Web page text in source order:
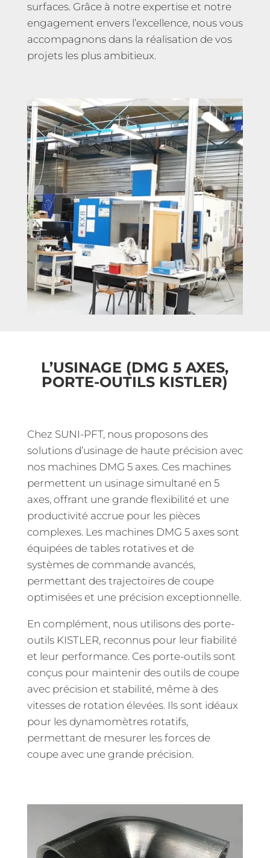
surfaces. Grâce à notre expertise et notre
engagement envers l’excellence, nous vous
accompagnons dans la réalisation de vos
projets les plus ambitieux.
L’USINAGE (DMG 5 AXES,
PORTE-OUTILS KISTLER)
Chez SUNI-PFT, nous proposons des
solutions d’usinage de haute précision avec
nos machines DMG 5 axes. Ces machines
permettent un usinage simultané en 5
axes, offrant une grande flexibilité et une
productivité accrue pour les pièces
complexes. Les machines DMG 5 axes sont
équipées de tables rotatives et de
systèmes de commande avancés,
permettant des trajectoires de coupe
optimisées et une précision exceptionnelle.
En complément, nous utilisons des porte-
outils KISTLER, reconnus pour leur fiabilité
et leur performance. Ces porte-outils sont
conçus pour maintenir des outils de coupe
avec précision et stabilité, même à des
vitesses de rotation élevées. Ils sont idéaux
pour les dynamomètres rotatifs,
permettant de mesurer les forces de
coupe avec une grande précision.